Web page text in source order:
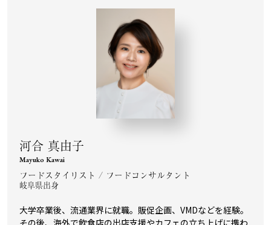
河合 真由子
Mayuko Kawai
フードスタイリスト / フードコンサルタント
岐阜県出身
大学卒業後、流通業界に就職。販促企画、VMDなどを経験。
その後、海外で飲食店の出店支援やカフェの立ち上げに携わ